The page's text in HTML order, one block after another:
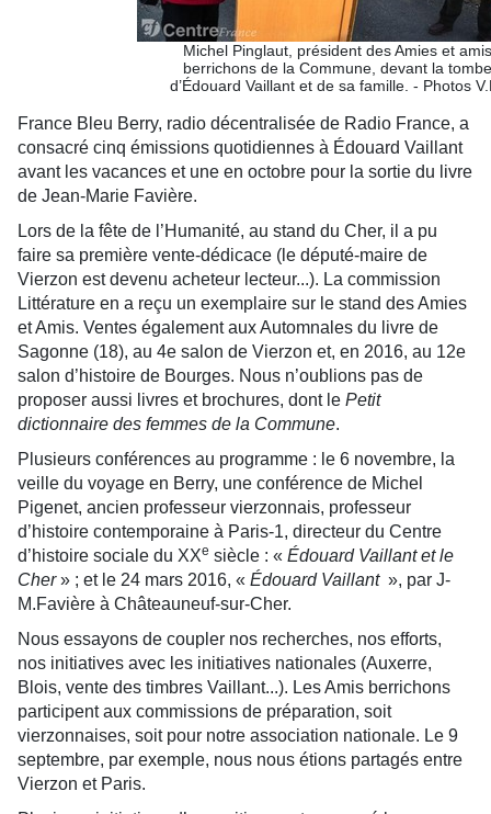
Michel Pinglaut, président des Amies et amis
berrichons de la Commune, devant la tombe
d’Édouard Vaillant et de sa famille. - Photos
France Bleu Berry, radio décentralisée de Radio France, a
consacré cinq émissions quotidiennes à Édouard Vaillant
avant les vacances et une en octobre pour la sortie du livre
de Jean-Marie Favière.
Lors de la fête de l’Humanité, au stand du Cher, il a pu
faire sa première vente-dédicace (le député-maire de
Vierzon est devenu acheteur lecteur...). La commission
Littérature en a reçu un exemplaire sur le stand des Amies
et Amis. Ventes également aux Automnales du livre de
Sagonne (18), au 4e salon de Vierzon et, en 2016, au 12e
salon d’histoire de Bourges. Nous n’oublions pas de
proposer aussi livres et brochures, dont le Petit
dictionnaire des femmes de la Commune.
Plusieurs conférences au programme : le 6 novembre, la
veille du voyage en Berry, une conférence de Michel
Pigenet, ancien professeur vierzonnais, professeur
d’histoire contemporaine à Paris-1, directeur du Centre
d’histoire sociale du XXe siècle : « Édouard Vaillant et le
Cher» ; et le 24 mars 2016, « Édouard Vaillant », par J-
M.Favière à Châteauneuf-sur-Cher.
Nous essayons de coupler nos recherches, nos efforts,
nos initiatives avec les initiatives nationales (Auxerre,
Blois, vente des timbres Vaillant...). Les Amis berrichons
participent aux commissions de préparation, soit
vierzonnaises, soit pour notre association nationale. Le 9
septembre, par exemple, nous nous étions partagés entre
Vierzon et Paris.